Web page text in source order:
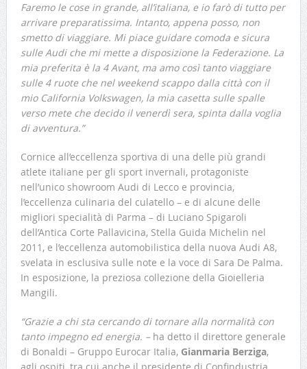
Faremo le cose in grande, all’italiana, e io farò di tutto per
arrivare preparatissima. Intanto, appena posso, non
smetto di viaggiare. Mi piace guidare comoda e sicura
sulle Audi che mi mette a disposizione la Federazione. La
mia preferita è la 4 Avant, ma amo così tanto viaggiare
sulle 4 ruote che nel weekend scappo dalla città con il
mio California Volkswagen, la mia casetta sulle spalle
verso mete che decido il venerdì sera, spinta dalla voglia
di avventura.”
Cornice all’eccellenza sportiva di una delle più grandi
atlete italiane per gli sport invernali, protagoniste
nell’unico showroom Audi di Lecco e provincia,
l’eccellenza culinaria del culatello – e di alcune delle
migliori specialità di Parma – di Luciano Spigaroli
dell’Antica Corte Pallavicina, Stella Guida Michelin nel
2011, e l’eccellenza automobilistica della nuova Audi A8,
svelata in esclusiva sulle note e la voce di Sara De Palma.
In esposizione, la preziosa collezione della Gioielleria
Mangili.
“Grazie a chi sta cercando di tornare alla normalità con
tanto impegno ed energia. – ha detto il direttore generale
di Bonaldi – Gruppo Eurocar Italia, Gianmaria Berziga,